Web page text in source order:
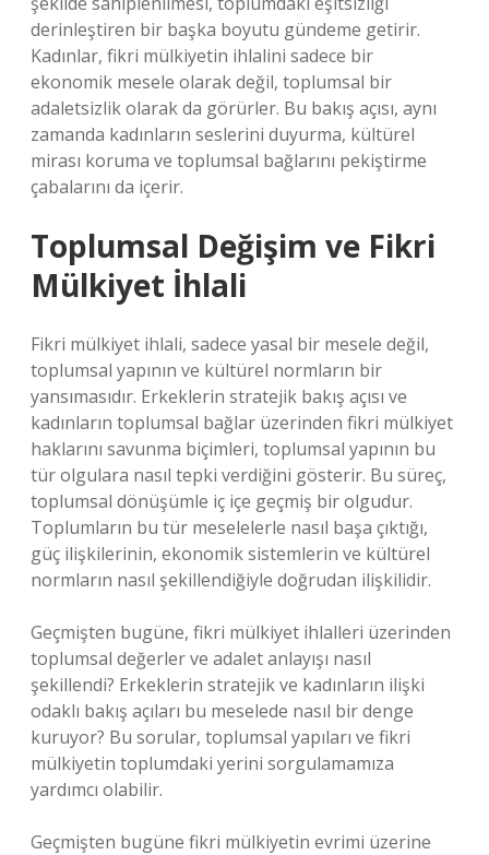
derinleştiren bir başka boyutu gündeme getirir.
Kadınlar, fikri mülkiyetin ihlalini sadece bir
ekonomik mesele olarak değil, toplumsal bir
adaletsizlik olarak da görürler. Bu bakış açısı, aynı
zamanda kadınların seslerini duyurma, kültürel
mirası koruma ve toplumsal bağlarını pekiştirme
çabalarını da içerir.
Toplumsal Değişim ve Fikri
Mülkiyet İhlali
Fikri mülkiyet ihlali, sadece yasal bir mesele değil,
toplumsal yapının ve kültürel normların bir
yansımasıdır. Erkeklerin stratejik bakış açısı ve
kadınların toplumsal bağlar üzerinden fikri mülkiyet
haklarını savunma biçimleri, toplumsal yapının bu
tür olgulara nasıl tepki verdiğini gösterir. Bu süreç,
toplumsal dönüşümle iç içe geçmiş bir olgudur.
Toplumların bu tür meselelerle nasıl başa çıktığı,
güç ilişkilerinin, ekonomik sistemlerin ve kültürel
normların nasıl şekillendiğiyle doğrudan ilişkilidir.
Geçmişten bugüne, fikri mülkiyet ihlalleri üzerinden
toplumsal değerler ve adalet anlayışı nasıl
şekillendi? Erkeklerin stratejik ve kadınların ilişki
odaklı bakış açıları bu meselede nasıl bir denge
kuruyor? Bu sorular, toplumsal yapıları ve fikri
mülkiyetin toplumdaki yerini sorgulamamıza
yardımcı olabilir.
Geçmişten bugüne fikri mülkiyetin evrimi üzerine